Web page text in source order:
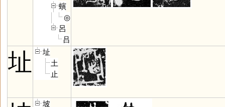
螾
◎
呂
吕
址
址
土
止
坡